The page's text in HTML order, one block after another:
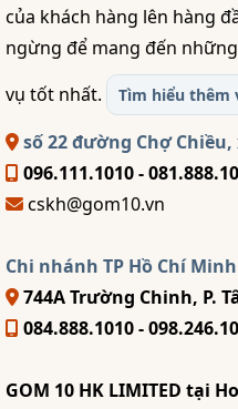
của khách hàng lên hàng
ngừng để mang đến
vụ tốt nhất.
Tìm hiểu thêm
số 22 đường Chợ
096.111.1010 -
cskh@gom10.vn
Chi nhánh TP Hồ Chí Minh
744A Trường Chinh, P.
084.888.1010 -
GOM 10 HK LIMITED tại